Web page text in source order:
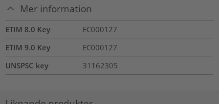
Mer information
ETIM 8.0 Key
EC000127
ETIM 9.0 Key
EC000127
UNSPSC key
31162305